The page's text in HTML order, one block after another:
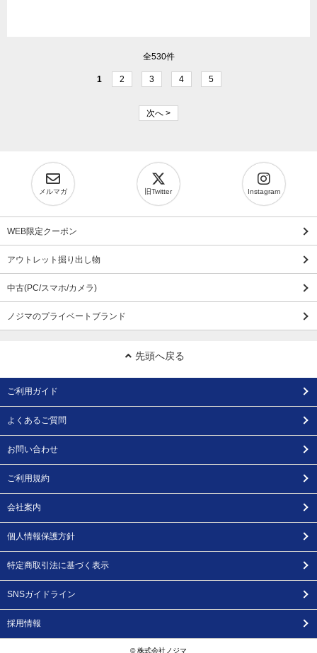
全530件
1 2 3 4 5
次へ >
メルマガ 旧Twitter Instagram
WEB限定クーポン
アウトレット掘り出し物
中古(PC/スマホ/カメラ)
ノジマのプライベートブランド
先頭へ戻る
ご利用ガイド
よくあるご質問
お問い合わせ
ご利用規約
会社案内
個人情報保護方針
特定商取引法に基づく表示
SNSガイドライン
採用情報
© 株式会社ノジマ